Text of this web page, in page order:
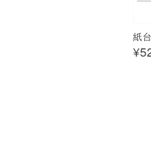
紙